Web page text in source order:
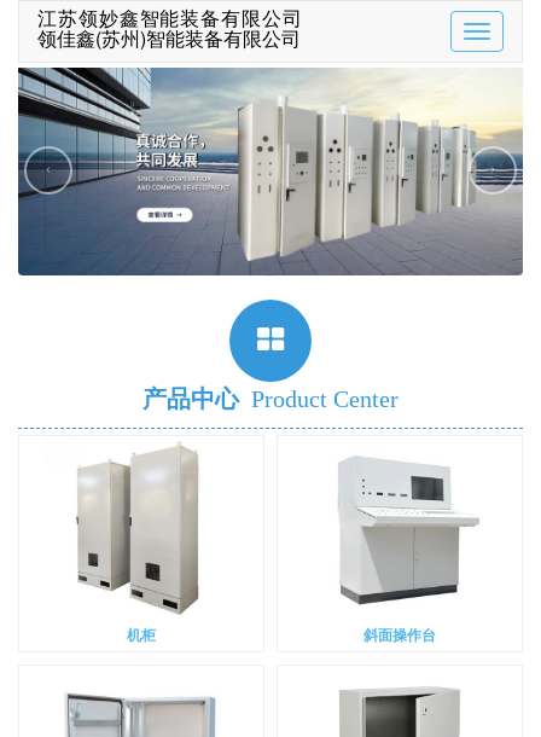
Toggle
江苏领妙鑫智能装备有限公司
领佳鑫(苏州)智能装备有限公司
‹ ›
产品中心 Product Center
机柜 斜面操作台